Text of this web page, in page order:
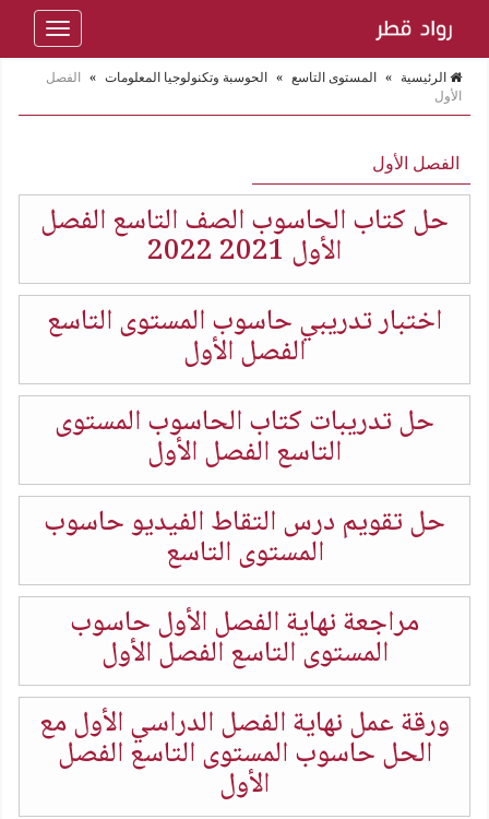
Toggle
الرئيسية » المستوى التاسع » الحوسبة وتكنولوجيا المعلومات »
الفصل
الأول
الفصل الأول
حل كتاب الحاسوب الصف التاسع الفصل
الأول 2021 2022
اختبار تدريبي حاسوب المستوى التاسع
الفصل الأول
حل تدريبات كتاب الحاسوب المستوى
التاسع الفصل الأول
حل تقويم درس التقاط الفيديو حاسوب
المستوى التاسع
مراجعة نهاية الفصل الأول حاسوب
المستوى التاسع الفصل الأول
ورقة عمل نهاية الفصل الدراسي الأول مع
الحل حاسوب المستوى التاسع الفصل
الأول